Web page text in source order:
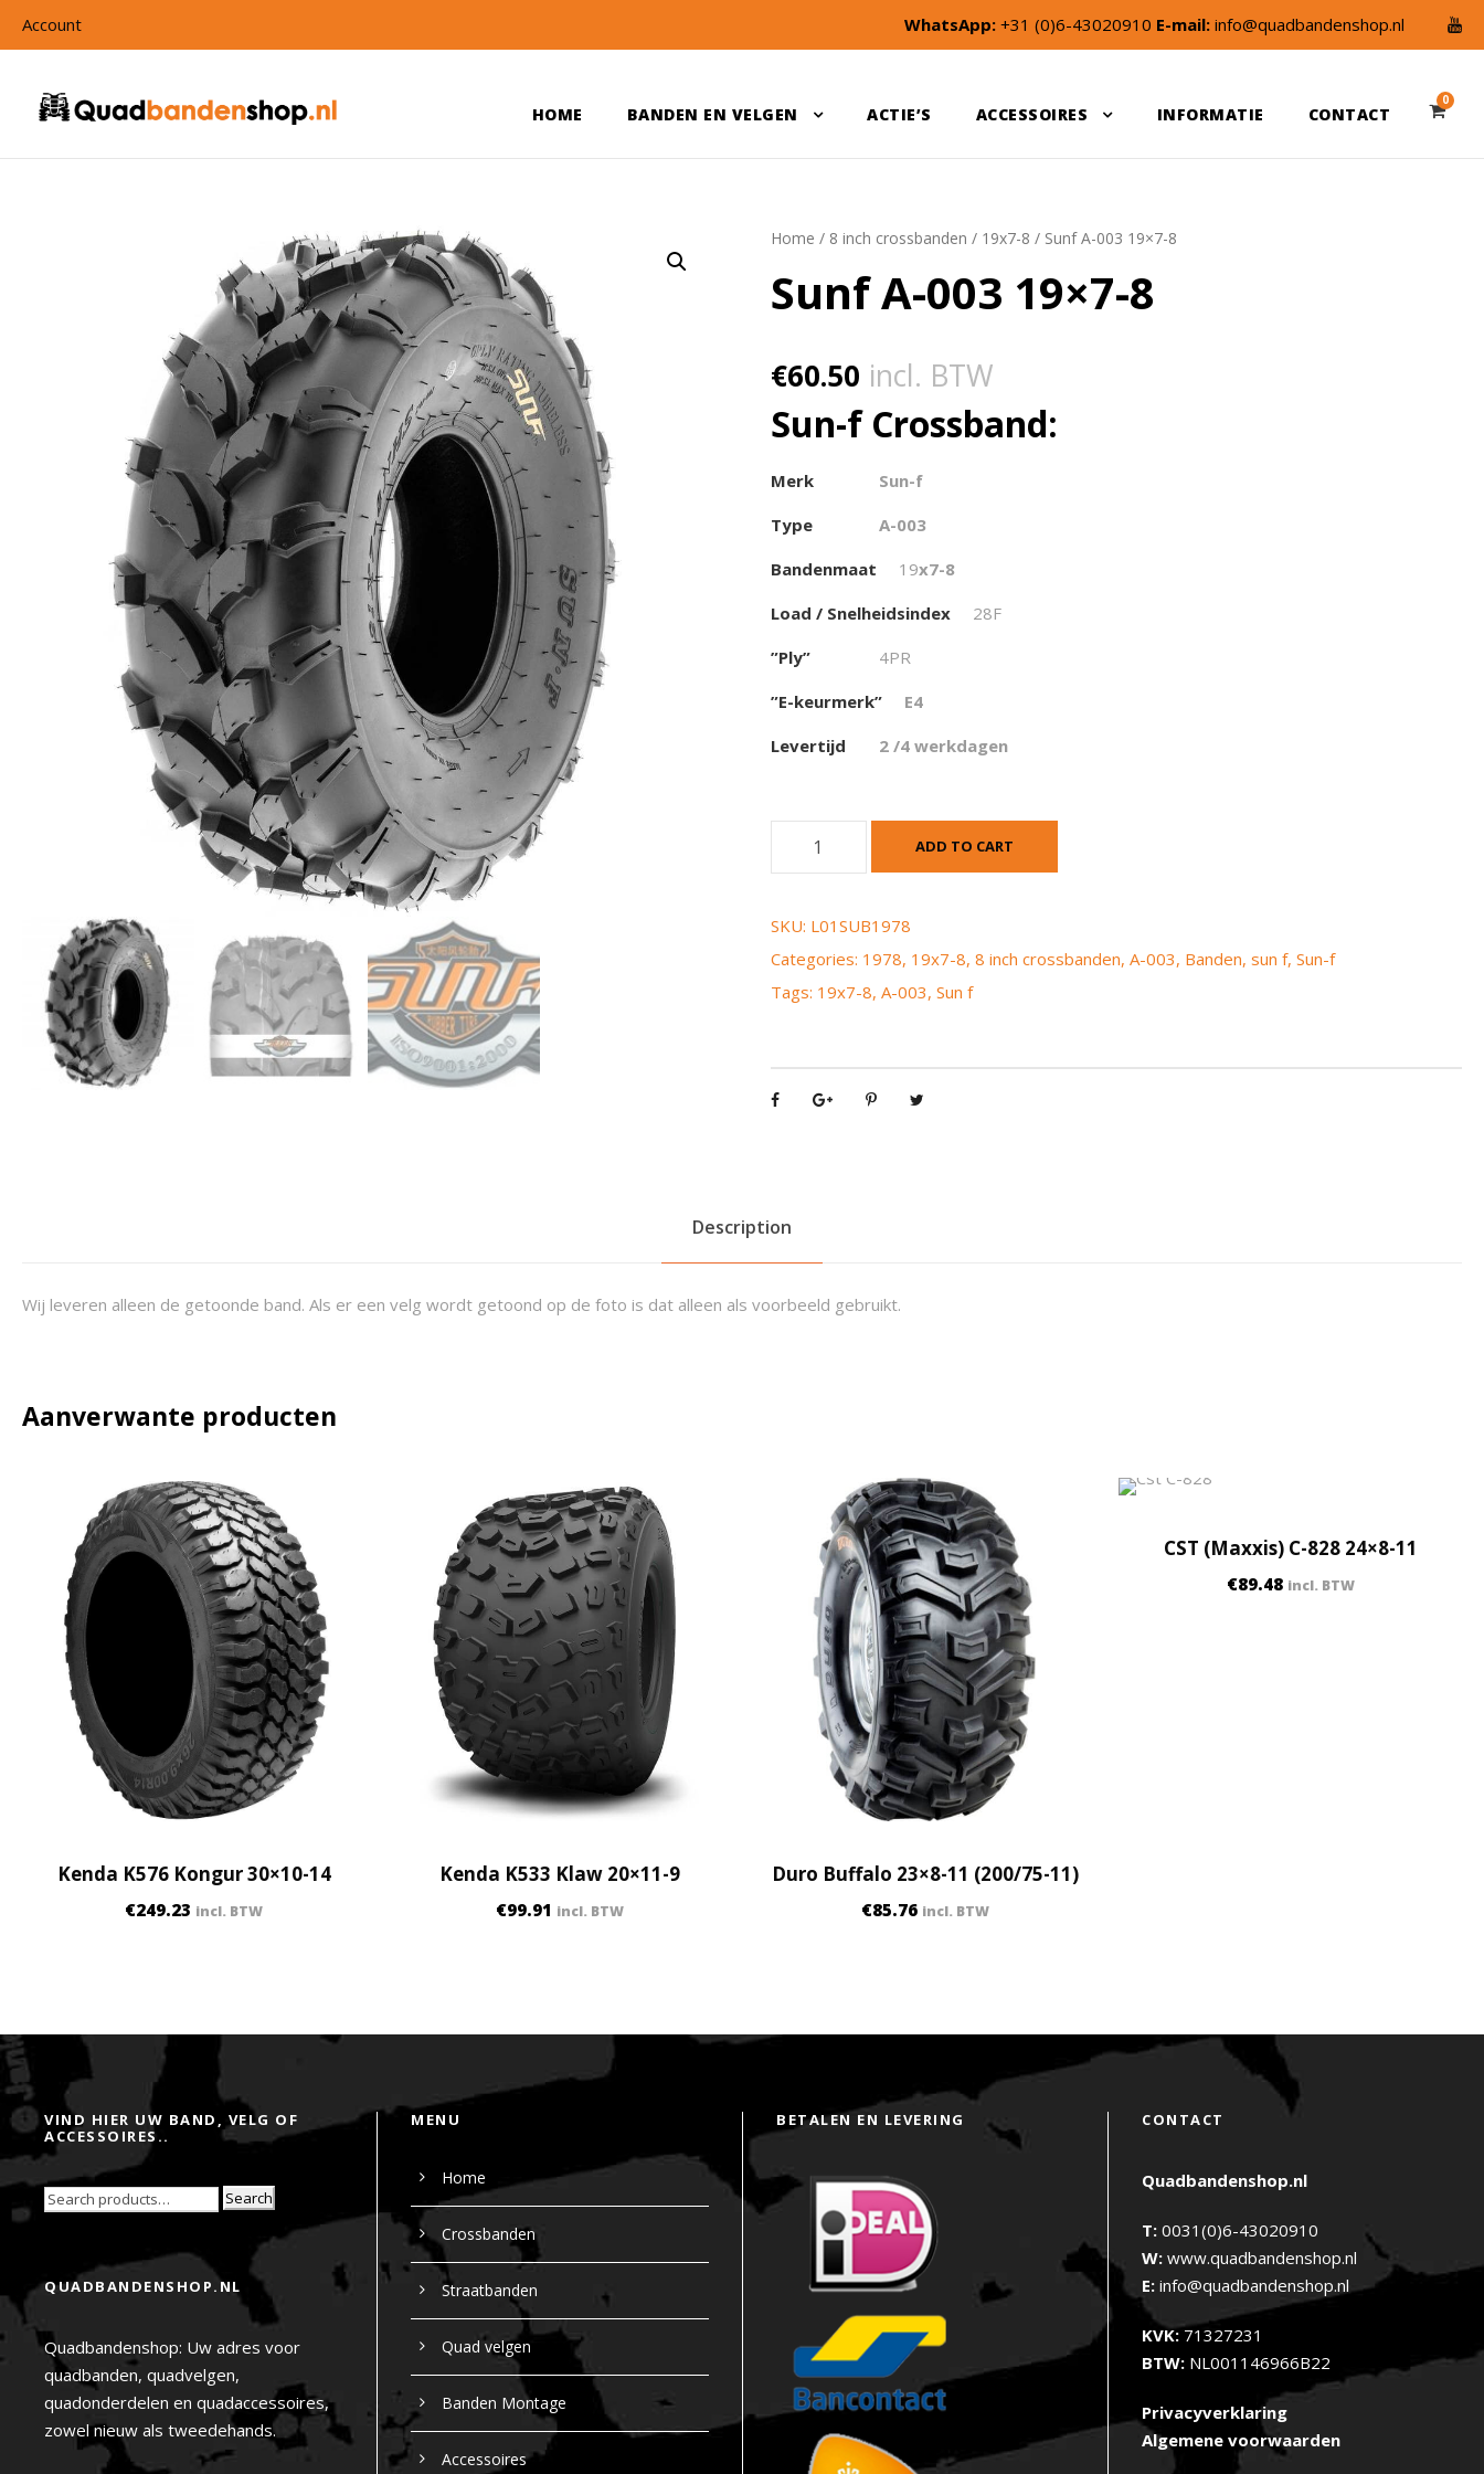
Account WhatsApp: +31 (0)6-43020910 E-mail: info@quadbandenshop.nl
HOME BANDEN EN VELGEN ACTIE’S ACCESSOIRES INFORMATIE CONTACT
0
Home / 8 inch crossbanden / 19x7-8 / Sunf A-003 19×7-8
Sunf A-003 19×7-8
€60.50 incl. BTW
Sun-f Crossband:
Merk
Sun-f
Type
A-003
Bandenmaat
19x7-8
Load / Snelheidsindex
28F
”Ply”
4PR
”E-keurmerk”
E4
Levertijd
2 /4 werkdagen
f
-
0
9
8
a
ADD TO CART
SKU: L01SUB1978
Categories: 1978, 19x7-8,8 inch crossbanden,A-003, Banden,sun f,Sun-f
Tags: 19x7-8,A-003,Sun f
Description
Wij leveren alleen de getoonde band. Als er een velg wordt getoond op de foto is dat alleen als voorbeeld gebruikt.
Aanverwante producten
Kenda K576 Kongur 30×10-14
€249.23 incl. BTW
Kenda K533 Klaw 20×11-9
€99.91 incl. BTW
Duro Buffalo 23×8-11 (200/75-11)
€85.76 incl. BTW
CST (Maxxis) C-828 24×8-11
€89.48 incl. BTW
VIND HIER UW BAND, VELG OF
ACCESSOIRES..
Search
QUADBANDENSHOP.NL
Quadbandenshop: Uw adres voor
quadbanden, quadvelgen,
quadonderdelen en quadaccessoires,
zowel nieuw als tweedehands.
MENU
Home
Crossbanden
Straatbanden
Quad velgen
Banden Montage
Accessoires
BETALEN EN LEVERING CONTACT
Quadbandenshop.nl
T: 0031(0)6-43020910
W: www.quadbandenshop.nl
E: info@quadbandenshop.nl
KVK: 71327231
BTW: NL001146966B22
Privacyverklaring
Algemene voorwaarden